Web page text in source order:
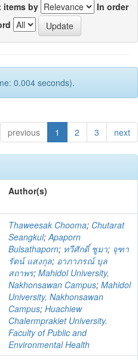
items by
In order
0.004 seconds).
previous 1 2 3 next
Author(s)
Thaweesak Chooma; Chutarat
Seangkul;Apaporn
Bulsathaporn; ทวีศักดิ์ ชูมา; จุฑา
รัตน์ แสงกุล; อาภาภรณ์ บุล
สถาพร; Mahidol University,
Nakhonsawan Campus; Mahidol
University, Nakhonsawan
Campus; Huachiew
Chalermprakiet University.
Faculty of Public and
Environmental Health